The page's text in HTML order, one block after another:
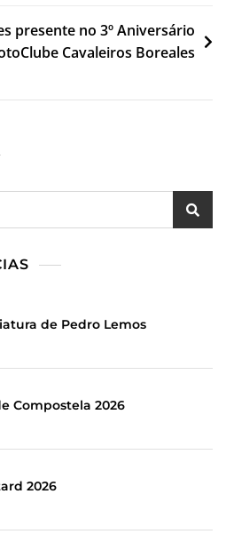
presente no 3º Aniversário
Cavaleiros Boreales
de Pedro Lemos
Compostela 2026
2026